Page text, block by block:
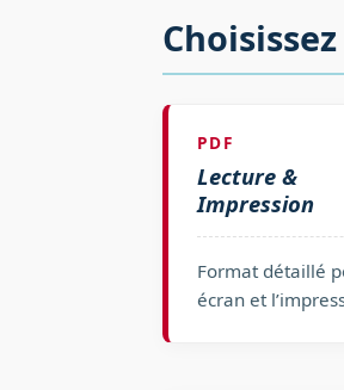
PDF
Lecture &
Impression
Format détaillé
écran et